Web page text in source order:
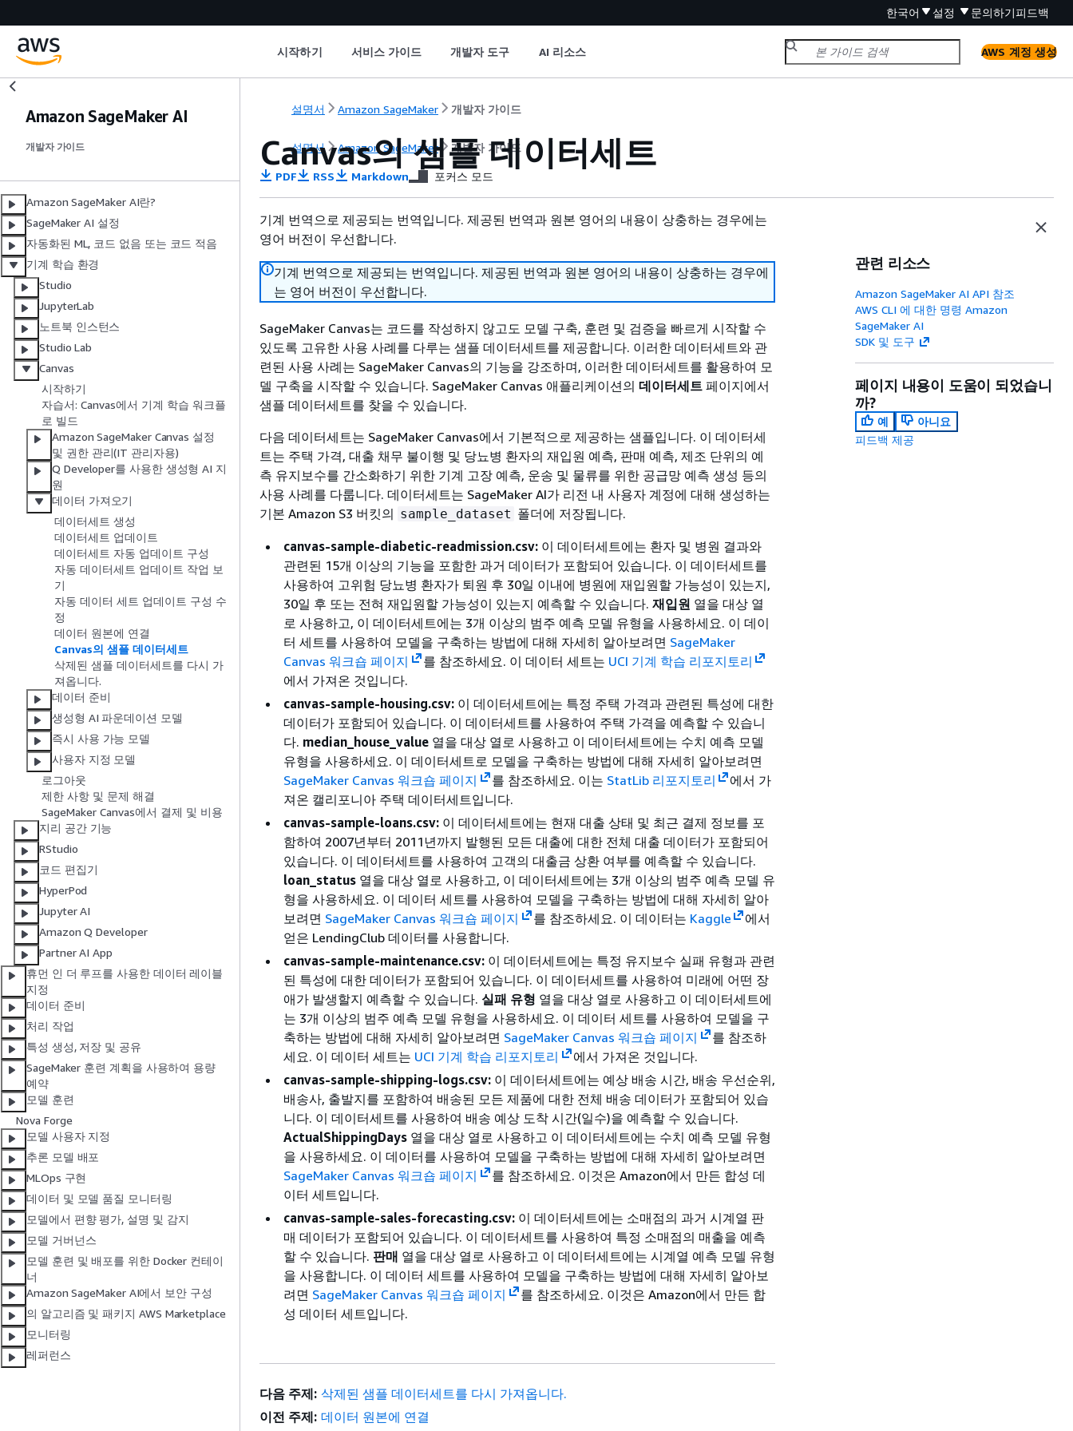
한국어 설정 문의하기피드백
시작하기 서비스 가이드 개발자 도구 AI 리소스 AWS 계정 생성
Amazon SageMaker AI
개발자 가이드
Amazon SageMaker AI란?
SageMaker AI 설정
자동화된 ML, 코드 없음 또는 코드 적음
기계 학습 환경
Studio
JupyterLab
노트북 인스턴스
Studio Lab
Canvas
시작하기
자습서: Canvas에서 기계 학습 워크플
로 빌드
Amazon SageMaker Canvas 설정
및 권한 관리(IT 관리자용)
Q Developer를 사용한 생성형 AI 지
원
데이터 가져오기
데이터세트 생성
데이터세트 업데이트
데이터세트 자동 업데이트 구성
자동 데이터세트 업데이트 작업 보
기
자동 데이터 세트 업데이트 구성 수
정
데이터 원본에 연결
Canvas의 샘플 데이터세트
삭제된 샘플 데이터세트를 다시 가
져옵니다.
데이터 준비
생성형 AI 파운데이션 모델
즉시 사용 가능 모델
사용자 지정 모델
로그아웃
제한 사항 및 문제 해결
SageMaker Canvas에서 결제 및 비용
지리 공간 기능
RStudio
코드 편집기
HyperPod
Jupyter AI
Amazon Q Developer
Partner AI App
휴먼 인 더 루프를 사용한 데이터 레이블
지정
데이터 준비
처리 작업
특성 생성, 저장 및 공유
SageMaker 훈련 계획을 사용하여 용량
예약
모델 훈련
Nova Forge
모델 사용자 지정
추론 모델 배포
MLOps 구현
데이터 및 모델 품질 모니터링
모델에서 편향 평가, 설명 및 감지
모델 거버넌스
모델 훈련 및 배포를 위한 Docker 컨테이
너
Amazon SageMaker AI에서 보안 구성
의 알고리즘 및 패키지 AWS Marketplace
모니터링
레퍼런스
설명서 Amazon SageMaker 개발자 가이드
설명서 Amazon SageMaker 개발자 가이드
Canvas의 샘플 데이터세트
PDF RSS Markdown 포커스 모드
기계 번역으로 제공되는 번역입니다. 제공된 번역과 원본 영어의 내용이 상충하는 경우에는
영어 버전이 우선합니다.
기계 번역으로 제공되는 번역입니다. 제공된 번역과 원본 영어의 내용이 상충하는 경우에
는 영어 버전이 우선합니다.
SageMaker Canvas는 코드를 작성하지 않고도 모델 구축, 훈련 및 검증을 빠르게 시작할 수
있도록 고유한 사용 사례를 다루는 샘플 데이터세트를 제공합니다. 이러한 데이터세트와 관
련된 사용 사례는 SageMaker Canvas의 기능을 강조하며, 이러한 데이터세트를 활용하여 모
델 구축을 시작할 수 있습니다. SageMaker Canvas 애플리케이션의 데이터세트 페이지에서
샘플 데이터세트를 찾을 수 있습니다.
다음 데이터세트는 SageMaker Canvas에서 기본적으로 제공하는 샘플입니다. 이 데이터세
트는 주택 가격, 대출 채무 불이행 및 당뇨병 환자의 재입원 예측, 판매 예측, 제조 단위의 예
측 유지보수를 간소화하기 위한 기계 고장 예측, 운송 및 물류를 위한 공급망 예측 생성 등의
사용 사례를 다룹니다. 데이터세트는 SageMaker AI가 리전 내 사용자 계정에 대해 생성하는
기본 Amazon S3 버킷의 sample_dataset 폴더에 저장됩니다.
canvas-sample-diabetic-readmission.csv: 이 데이터세트에는 환자 및 병원 결과와
관련된 15개 이상의 기능을 포함한 과거 데이터가 포함되어 있습니다. 이 데이터세트를
사용하여 고위험 당뇨병 환자가 퇴원 후 30일 이내에 병원에 재입원할 가능성이 있는지,
30일 후 또는 전혀 재입원할 가능성이 있는지 예측할 수 있습니다. 재입원 열을 대상 열
로 사용하고, 이 데이터세트에는 3개 이상의 범주 예측 모델 유형을 사용하세요. 이 데이
터 세트를 사용하여 모델을 구축하는 방법에 대해 자세히 알아보려면 SageMaker
Canvas 워크숍 페이지
를 참조하세요. 이 데이터 세트는 UCI 기계 학습 리포지토리
에서 가져온 것입니다.
canvas-sample-housing.csv: 이 데이터세트에는 특정 주택 가격과 관련된 특성에 대한
데이터가 포함되어 있습니다. 이 데이터세트를 사용하여 주택 가격을 예측할 수 있습니
다. median_house_value 열을 대상 열로 사용하고 이 데이터세트에는 수치 예측 모델
유형을 사용하세요. 이 데이터세트로 모델을 구축하는 방법에 대해 자세히 알아보려면
SageMaker Canvas 워크숍 페이지
를 참조하세요. 이는 StatLib 리포지토리
에서 가
져온 캘리포니아 주택 데이터세트입니다.
canvas-sample-loans.csv: 이 데이터세트에는 현재 대출 상태 및 최근 결제 정보를 포
함하여 2007년부터 2011년까지 발행된 모든 대출에 대한 전체 대출 데이터가 포함되어
있습니다. 이 데이터세트를 사용하여 고객의 대출금 상환 여부를 예측할 수 있습니다.
loan_status 열을 대상 열로 사용하고, 이 데이터세트에는 3개 이상의 범주 예측 모델 유
형을 사용하세요. 이 데이터 세트를 사용하여 모델을 구축하는 방법에 대해 자세히 알아
보려면 SageMaker Canvas 워크숍 페이지 를 참조하세요. 이 데이터는 Kaggle
에서
얻은 LendingClub 데이터를 사용합니다.
canvas-sample-maintenance.csv: 이 데이터세트에는 특정 유지보수 실패 유형과 관련
된 특성에 대한 데이터가 포함되어 있습니다. 이 데이터세트를 사용하여 미래에 어떤 장
애가 발생할지 예측할 수 있습니다. 실패 유형 열을 대상 열로 사용하고 이 데이터세트에
는 3개 이상의 범주 예측 모델 유형을 사용하세요. 이 데이터 세트를 사용하여 모델을 구
축하는 방법에 대해 자세히 알아보려면 SageMaker Canvas 워크숍 페이지
를 참조하
세요. 이 데이터 세트는 UCI 기계 학습 리포지토리
에서 가져온 것입니다.
canvas-sample-shipping-logs.csv: 이 데이터세트에는 예상 배송 시간, 배송 우선순위,
배송사, 출발지를 포함하여 배송된 모든 제품에 대한 전체 배송 데이터가 포함되어 있습
니다. 이 데이터세트를 사용하여 배송 예상 도착 시간(일수)을 예측할 수 있습니다.
ActualShippingDays 열을 대상 열로 사용하고 이 데이터세트에는 수치 예측 모델 유형
을 사용하세요. 이 데이터를 사용하여 모델을 구축하는 방법에 대해 자세히 알아보려면
SageMaker Canvas 워크숍 페이지
를 참조하세요. 이것은 Amazon에서 만든 합성 데
이터 세트입니다.
canvas-sample-sales-forecasting.csv: 이 데이터세트에는 소매점의 과거 시계열 판
매 데이터가 포함되어 있습니다. 이 데이터세트를 사용하여 특정 소매점의 매출을 예측
할 수 있습니다. 판매 열을 대상 열로 사용하고 이 데이터세트에는 시계열 예측 모델 유형
을 사용합니다. 이 데이터 세트를 사용하여 모델을 구축하는 방법에 대해 자세히 알아보
려면 SageMaker Canvas 워크숍 페이지
를 참조하세요. 이것은 Amazon에서 만든 합
성 데이터 세트입니다.
관련 리소스
Amazon SageMaker AI API 참조
AWS CLI 에 대한 명령 Amazon
SageMaker AI
SDK 및 도구
페이지 내용이 도움이 되었습니
까?
예
아니요
피드백 제공
다음 주제: 삭제된 샘플 데이터세트를 다시 가져옵니다.
이전 주제: 데이터 원본에 연결